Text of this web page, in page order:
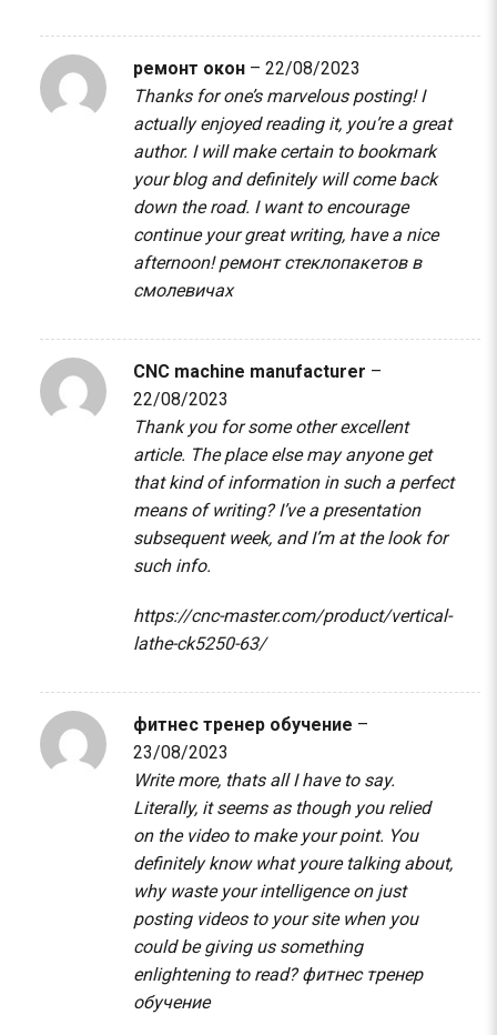
ремонт окон – 22/08/2023
Thanks for one’s marvelous posting! I
actually enjoyed reading it, you’re a great
author. I will make certain to bookmark
your blog and definitely will come back
down the road. I want to encourage
continue your great writing, have a nice
afternoon!ремонт стеклопакетов в
смолевичах
CNC machine manufacturer –
22/08/2023
Thank you for some other excellent
article. The place else may anyone get
that kind of information in such a perfect
means of writing? I’ve a presentation
subsequent week, and I’m at the look for
such info.
https://cnc-master.com/product/vertical-
lathe-ck5250-63/
фитнес тренер обучение –
23/08/2023
Write more, thats all I have to say.
Literally, it seems as though you relied
on the video to make your point. You
definitely know what youre talking about,
why waste your intelligence on just
posting videos to your site when you
could be giving us something
enlightening to read?фитнес тренер
обучение